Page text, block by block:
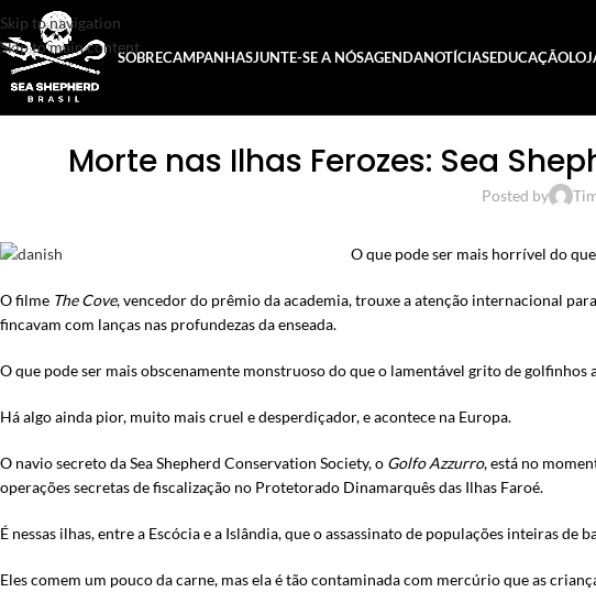
Skip to navigation
Skip to main content
SOBRECAMPANHASJUNTE-SE A NÓSAGENDANOTÍCIASEDUCAÇÃO
Morte nas Ilhas Ferozes: Sea
Posted by
O que pode ser mais horrível do
O filme The Cove, vencedor do prêmio da academia, trouxe a atenção internacional
fincavam com lanças nas profundezas da enseada.
O que pode ser mais obscenamente monstruoso do que o lamentável grito de golfinhos
Há algo ainda pior, muito maiscruel e desperdiçador, e acontece na Europa.
O navio secreto da Sea Shepherd Conservation Society, o Golfo Azzurro, está no
operações secretas de fiscalização no Protetorado Dinamarquês das Ilhas Faroé.
É nessas ilhas, entre a Escócia e a Islândia, que o assassinato de populações inteiras
Eles comem um pouco da carne, mas ela é tão contaminada com mercúrio que as